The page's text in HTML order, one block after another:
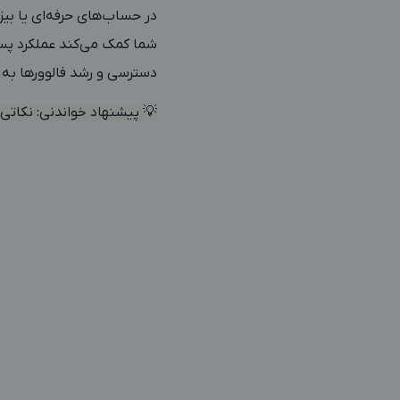
شما کمک می‌کند عملکرد
دسترسی و رشد فالوورها به
💡 پیشنهاد خواندنی: نکاتی